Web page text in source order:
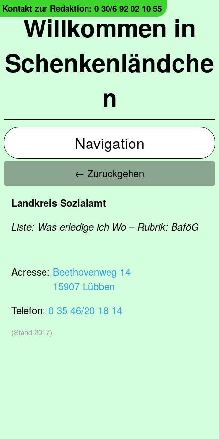
Willkommen in
Schenkenländche
n
Kontakt zur Redaktion: 0 30/6 92 02 10 55
Navigation
← Zurückgehen
Landkreis Sozialamt
Liste: Was erledige ich Wo – Rubrik: BaföG
Adresse: Beethovenweg 14
15907 Lübben
Telefon: 0 35 46/20 18 14
(Stand 2017)